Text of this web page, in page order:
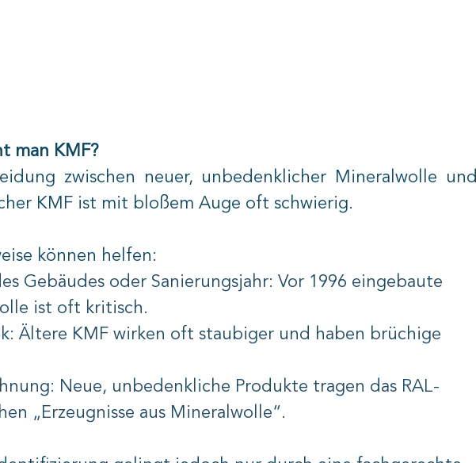
man KMF?
zwischen neuer, unbedenklicher Mineralwolle und
KMF ist mit bloßem Auge oft schwierig.
können helfen:
Gebäudes oder Sanierungsjahr: Vor 1996 eingebaute
ist oft kritisch.
Ältere KMF wirken oft staubiger und haben brüchige
Neue, unbedenkliche Produkte tragen das RAL-
„Erzeugnisse aus Mineralwolle“.